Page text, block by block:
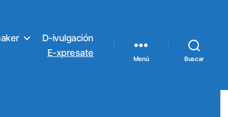
D-ivulgación
E-xpresate
Menú Buscar